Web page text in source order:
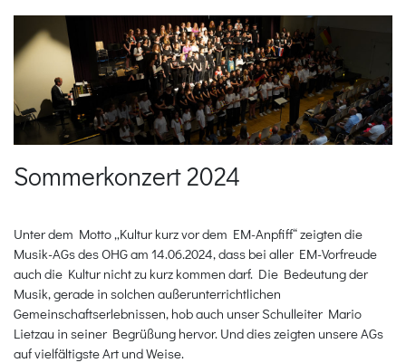
Sommerkonzert 2024
Unter dem Motto „Kultur kurz vor dem EM-Anpfiff“ zeigten die
Musik-AGs des OHG am 14.06.2024, dass bei aller EM-Vorfreude
auch die Kultur nicht zu kurz kommen darf. Die Bedeutung der
Musik, gerade in solchen außerunterrichtlichen
Gemeinschaftserlebnissen, hob auch unser Schulleiter Mario
Lietzau in seiner Begrüßung hervor. Und dies zeigten unsere AGs
auf vielfältigste Art und Weise.